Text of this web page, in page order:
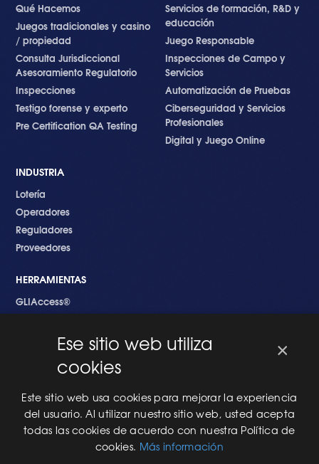
Qué Hacemos
Juegos tradicionales y casino
/ propiedad
Consulta Jurisdiccional
Asesoramiento Regulatorio
Inspecciones
Testigo forense y experto
Pre Certification QA Testing
Servicios de formación, R&D y
educación
Juego Responsable
Inspecciones de Campo y
Servicios
Automatización de Pruebas
Ciberseguridad y Servicios
Profesionales
Digital y Juego Online
INDUSTRIA
Lotería
Operadores
Reguladores
Proveedores
HERRAMIENTAS
GLIAccess®
EMPEZANDO
Nuevo en GLI
Nuevo Software
Una Nueva Máquina
Modificaciones al Software
Modificaciones al Hardware
×
Ese sitio web utiliza
cookies
Este sitio web usa cookies para mejorar la experiencia
del usuario. Al utilizar nuestro sitio web, usted acepta
todas las cookies de acuerdo con nuestra Política de
cookies. Más información